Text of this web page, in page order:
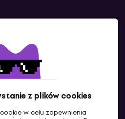
z plików cookies
w celu zapewnienia
się z nami